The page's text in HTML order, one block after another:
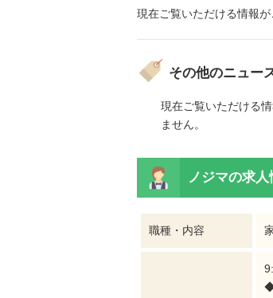
現在ご覧いただける情報が
その他のニュー
現在ご覧いただける
ません。
ノジマの求人
職種・内容
◆